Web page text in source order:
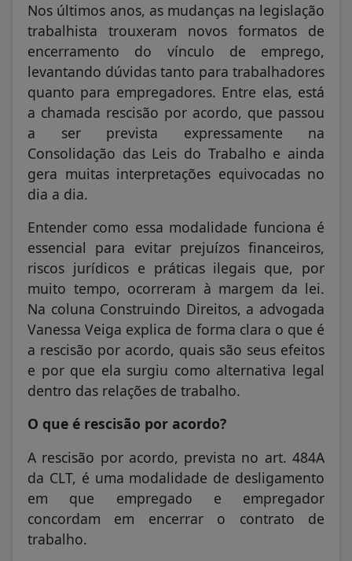
Nos últimos anos, as mudanças na legislação
trabalhista trouxeram novos formatos de
encerramento do vínculo de emprego,
levantando dúvidas tanto para trabalhadores
quanto para empregadores. Entre elas, está
a chamada rescisão por acordo, que passou
a ser prevista expressamente na
Consolidação das Leis do Trabalho e ainda
gera muitas interpretações equivocadas no
dia a dia.
Entender como essa modalidade funciona é
essencial para evitar prejuízos financeiros,
riscos jurídicos e práticas ilegais que, por
muito tempo, ocorreram à margem da lei.
Na coluna Construindo Direitos, a advogada
Vanessa Veiga explica de forma clara o que é
a rescisão por acordo, quais são seus efeitos
e por que ela surgiu como alternativa legal
dentro das relações de trabalho.
O que é rescisão por acordo?
A rescisão por acordo, prevista no art. 484A
da CLT, é uma modalidade de desligamento
em que empregado e empregador
concordam em encerrar o contrato de
trabalho.